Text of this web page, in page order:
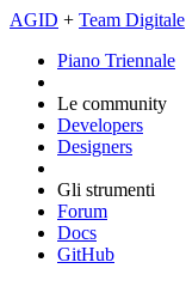
AGID + Team Digitale
Piano Triennale
Le community
Developers
Designers
Gli strumenti
Forum
Docs
GitHub